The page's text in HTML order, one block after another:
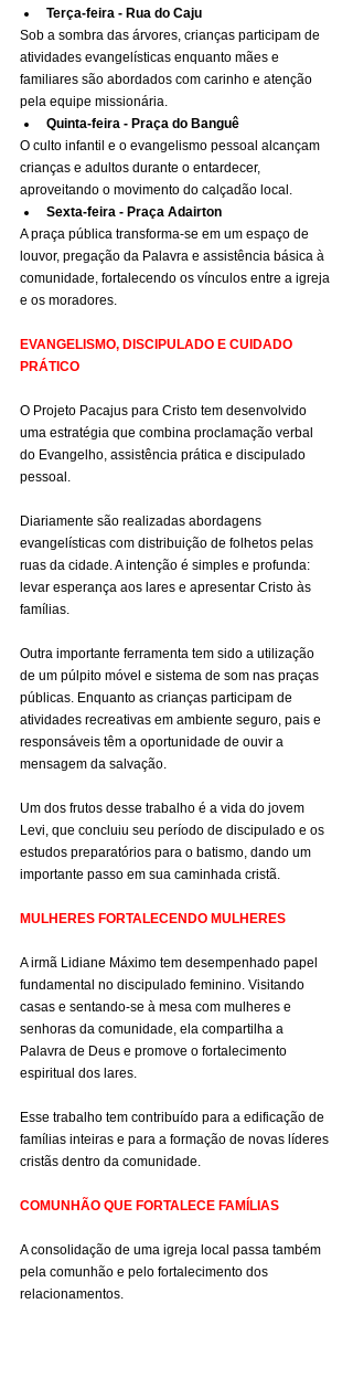
Terça-feira - Rua do Caju
Sob a sombra das árvores, crianças participam de
atividades evangelísticas enquanto mães e
familiares são abordados com carinho e atenção
pela equipe missionária.
Quinta-feira - Praça do Banguê
O culto infantil e o evangelismo pessoal alcançam
crianças e adultos durante o entardecer,
aproveitando o movimento do calçadão local.
Sexta-feira - Praça Adairton
A praça pública transforma-se em um espaço de
louvor, pregação da Palavra e assistência básica à
comunidade, fortalecendo os vínculos entre a igreja
e os moradores.
EVANGELISMO, DISCIPULADO E CUIDADO
PRÁTICO
O Projeto Pacajus para Cristo tem desenvolvido
uma estratégia que combina proclamação verbal
do Evangelho, assistência prática e discipulado
pessoal.
Diariamente são realizadas abordagens
evangelísticas com distribuição de folhetos pelas
ruas da cidade. A intenção é simples e profunda:
levar esperança aos lares e apresentar Cristo às
famílias.
Outra importante ferramenta tem sido a utilização
de um púlpito móvel e sistema de som nas praças
públicas. Enquanto as crianças participam de
atividades recreativas em ambiente seguro, pais e
responsáveis têm a oportunidade de ouvir a
mensagem da salvação.
Um dos frutos desse trabalho é a vida do jovem
Levi, que concluiu seu período de discipulado e os
estudos preparatórios para o batismo, dando um
importante passo em sua caminhada cristã.
MULHERES FORTALECENDO MULHERES
A irmã Lidiane Máximo tem desempenhado papel
fundamental no discipulado feminino. Visitando
casas e sentando-se à mesa com mulheres e
senhoras da comunidade, ela compartilha a
Palavra de Deus e promove o fortalecimento
espiritual dos lares.
Esse trabalho tem contribuído para a edificação de
famílias inteiras e para a formação de novas líderes
cristãs dentro da comunidade.
COMUNHÃO QUE FORTALECE FAMÍLIAS
A consolidação de uma igreja local passa também
pela comunhão e pelo fortalecimento dos
relacionamentos.